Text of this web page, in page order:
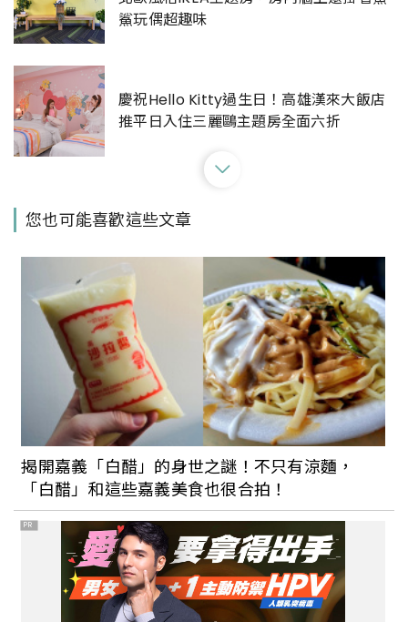
鯊玩偶超趣味
慶祝Hello Kitty過生日！高雄漢來大飯店
推平日入住三麗鷗主題房全面六折
術家打造大型裝置、藝術客房，將高雄承
您也可能喜歡這些文章
揭開嘉義「白醋」的身世之謎！不只有涼麵，
「白醋」和這些嘉義美食也很合拍！
PR